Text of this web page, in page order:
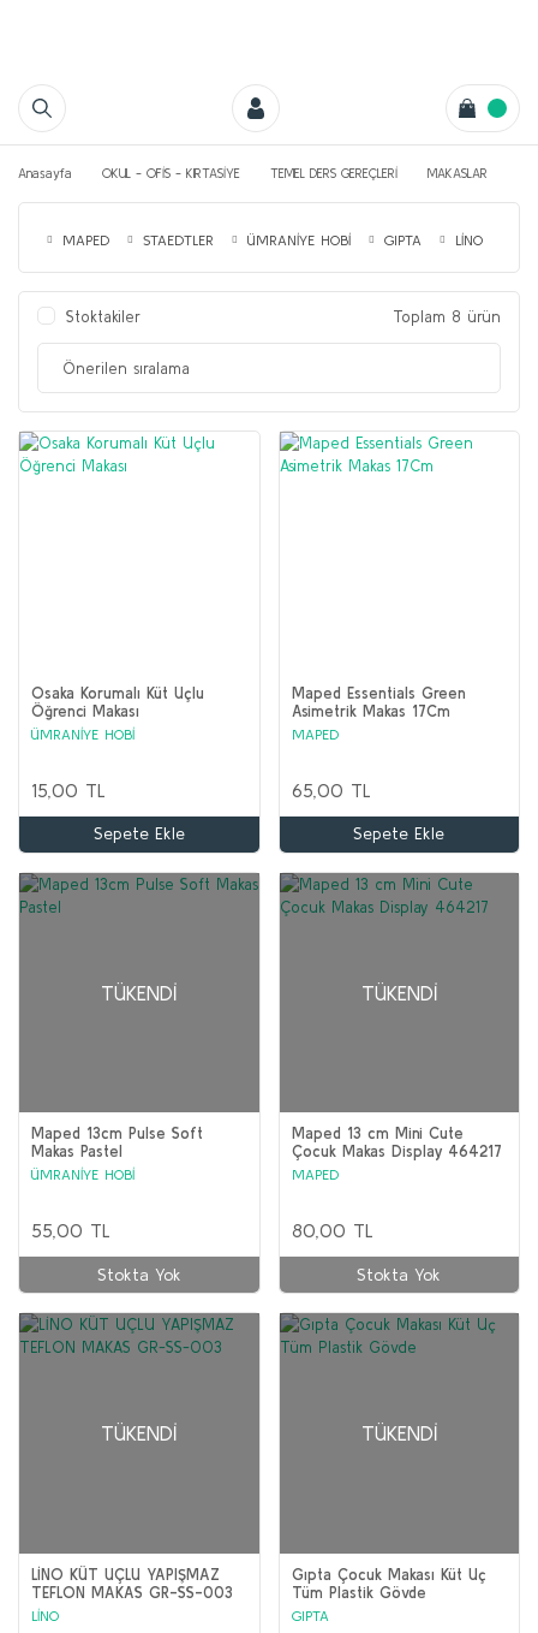
Anasayfa OKUL - OFİS - KIRTASİYE TEMEL DERS GEREÇLERİ MAKASLAR
MAPED STAEDTLER ÜMRANİYE HOBİ GIPTA LİNO
Stoktakiler Toplam 8 ürün
Osaka Korumalı Küt Uçlu
Öğrenci Makası
ÜMRANİYE HOBİ
15,00 TL
Sepete Ekle
Maped Essentials Green
Asimetrik Makas 17Cm
MAPED
65,00 TL
Sepete Ekle
TÜKENDI
Maped 13cm Pulse Soft
Makas Pastel
ÜMRANİYE HOBİ
55,00 TL
Stokta Yok
TÜKENDI
Maped 13 cm Mini Cute
Çocuk Makas Display 464217
MAPED
80,00 TL
Stokta Yok
TÜKENDI
LİNO KÜT UÇLU YAPIŞMAZ
TEFLON MAKAS GR-SS-003
LİNO
TÜKENDI
Gıpta Çocuk Makası Küt Uç
Tüm Plastik Gövde
GIPTA